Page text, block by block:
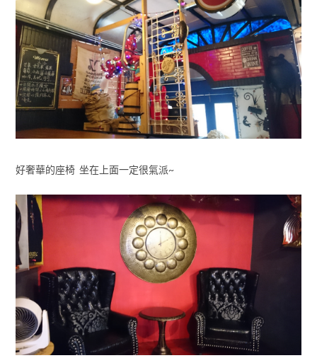
好奢華的座椅 坐在上面一定很氣派~